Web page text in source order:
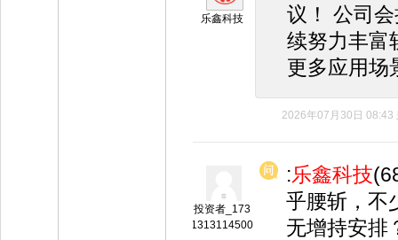
乐鑫科技
议！ 公司
续努力丰富
更多应用场
2026年07月30日 08:43
投资者_173
1313114500
:乐鑫科技
乎腰斩，不
无增持安排